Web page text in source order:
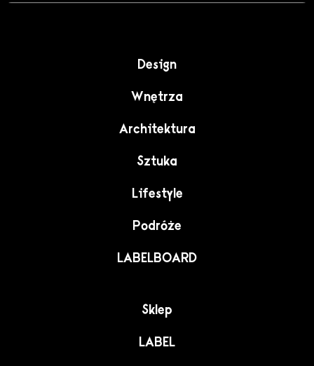
Design
Wnętrza
Architektura
Sztuka
Lifestyle
Podróże
LABELBOARD
Sklep
LABEL